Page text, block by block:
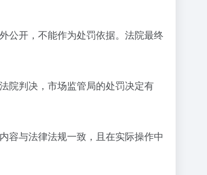
公开，不能作为处罚依据。法院最终
院判决，市场监管局的处罚决定有
容与法律法规一致，且在实际操作中